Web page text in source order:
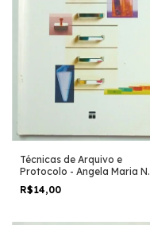
Técnicas de Arquivo e
Protocolo - Angela Maria N.
Lopes
R$14,00